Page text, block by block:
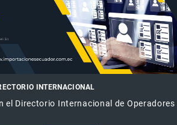
INTERNACIONAL
el Directorio Internacional de Operadores